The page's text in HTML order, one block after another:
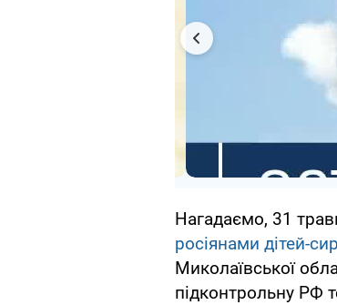
Нагадаємо, 31
росіянами дітей-
Миколаївської
підконтрольну РФ